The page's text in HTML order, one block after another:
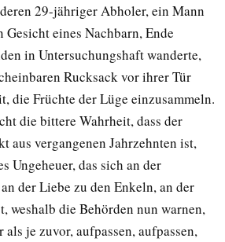
29-jähriger Abholer, ein Mann
eines Nachbarn, Ende
in Untersuchungshaft wanderte,
Rucksack vor ihrer Tür
die Früchte der Lüge einzusammeln.
die bittere Wahrheit, dass der
aus vergangenen Jahrzehnten ist,
Ungeheuer, das sich an der
der Liebe zu den Enkeln, an der
weshalb die Behörden nun warnen,
je zuvor, aufpassen, aufpassen,